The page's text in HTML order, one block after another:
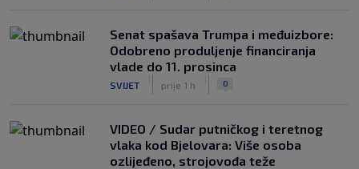
Senat spašava Trumpa i međuizbore:
Odobreno produljenje financiranja
vlade do 11. prosinca
SVIJET prije 1 h 0
VIDEO / Sudar putničkog i teretnog
vlaka kod Bjelovara: Više osoba
ozlijeđeno, strojovođa teže